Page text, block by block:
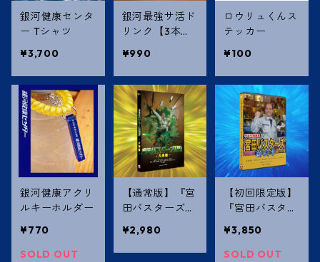
銀河健康センタ
ー Tシャツ
¥3,700
銀河最強サ活ド
リンク【3本セ
¥990
ロウリュくんス
テッカー
¥100
銀河健康アクリ
ルキーホルダー
¥770
SOLD OUT
【通常版】『宮
田バスターズ
DVD
¥2,980
【初回限定版】
『宮田バスター
DVD
¥3,850
SOLD OUT